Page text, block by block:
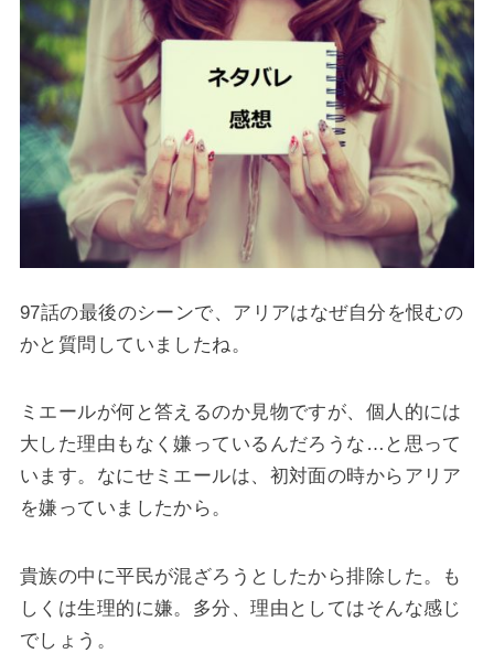
97話の最後のシーンで、アリアはなぜ自分を恨むの
かと質問していましたね。
ミエールが何と答えるのか見物ですが、個人的には
大した理由もなく嫌っているんだろうな…と思って
います。なにせミエールは、初対面の時からアリア
を嫌っていましたから。
貴族の中に平民が混ざろうとしたから排除した。も
しくは生理的に嫌。多分、理由としてはそんな感じ
でしょう。